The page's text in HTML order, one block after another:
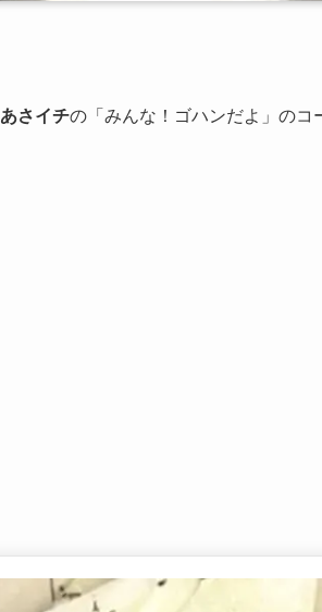
あさイチの「みんな！ゴハンだよ」のコ